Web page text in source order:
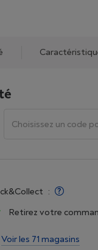
:
Retirez votre
Voir les 71 magasins